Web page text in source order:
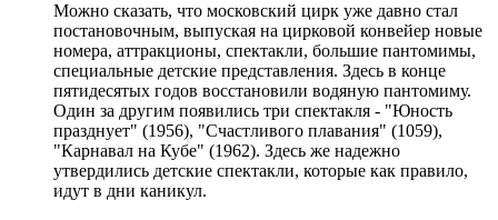
Можно сказать, что московский цирк уже давно стал
постановочным, выпуская на цирковой конвейер новые
номера, аттракционы, спектакли, большие пантомимы,
специальные детские представления. Здесь в конце
пятидесятых годов восстановили водяную пантомиму.
Один за другим появились три спектакля - "Юность
празднует" (1956), "Счастливого плавания" (1059),
"Карнавал на Кубе" (1962). Здесь же надежно
утвердились детские спектакли, которые как правило,
идут в дни каникул.